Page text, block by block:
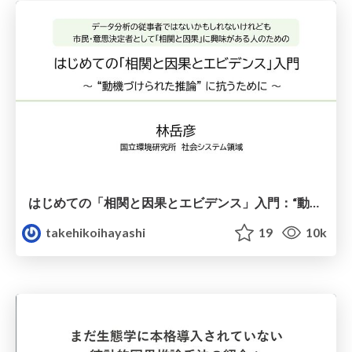
はじめての「相関と因果とエビデンス」入門：“動機づけられた推論” に抗うために
takehikoihayashi
19 10k